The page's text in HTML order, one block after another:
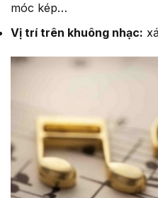
móc kép…
Vị trí trên khuông nhạc: